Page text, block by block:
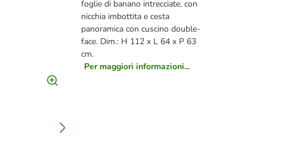
foglie di banano intrecciate, con
nicchia imbottita e cesta
panoramica con cuscino double-
face. Dim.: H 112 x L 64 x P 63
cm.
Per maggiori informazioni...